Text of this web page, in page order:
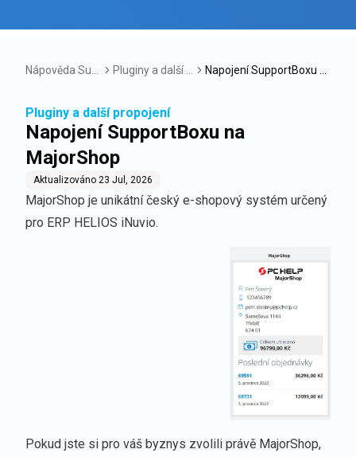
Nápověda Sup
Pluginy a další p
Napojení SupportBoxu n
Pluginy a další propojení
Napojení SupportBoxu na
MajorShop
Aktualizováno 23 Jul, 2026
MajorShop je unikátní český e-shopový systém určený
pro ERP HELIOS iNuvio.
Pokud jste si pro váš byznys zvolili právě MajorShop,